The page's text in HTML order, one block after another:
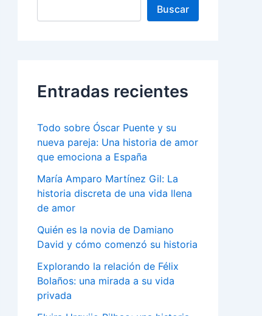
Buscar
Entradas recientes
Todo sobre Óscar Puente y su
nueva pareja: Una historia de amor
que emociona a España
María Amparo Martínez Gil: La
historia discreta de una vida llena
de amor
Quién es la novia de Damiano
David y cómo comenzó su historia
Explorando la relación de Félix
Bolaños: una mirada a su vida
privada